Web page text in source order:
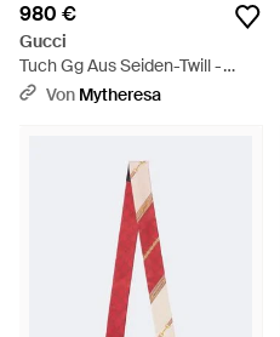
980 €
Gucci
Tuch Gg Aus Seiden-Twill -
Natur
Von Mytheresa